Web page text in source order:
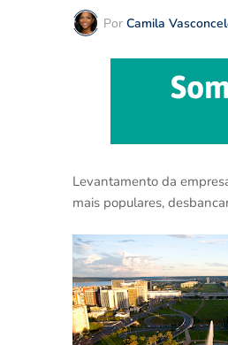
Por Camila
Levantamento da
mais populares,